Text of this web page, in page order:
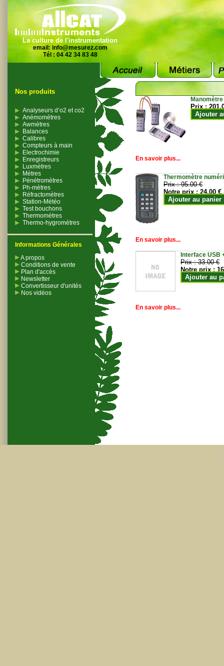
La culture de l'instrumentation
email: info@mesurez.com
Tél : 04 42 34 83 48
Nos produits
Analyseurs d’o2 et co2
Anémomètres
Awmètres
Balances
Calibres
Compteurs à main
Electrochimie
Enregistreurs
Luxmètres
Mètres
Pénétromètres
Ph-mètres
Réfractomètres
Station-Météo
Test bouchons
Thermomètres
Thermo-hygromètres
Informations Générales
A propos
Conditions de vente
Plan d'accès
Newsletter
Convertisseur d'unités
Nos vidéos
Prix :
Ajouter
En savoir plus...
Thermomètre
Prix :95.00 €
Notre prix :24.00 €
Ajouter au panier
En savoir plus...
Interface USB
Prix :33.00 €
Notre prix :
Ajouter au
En savoir plus...